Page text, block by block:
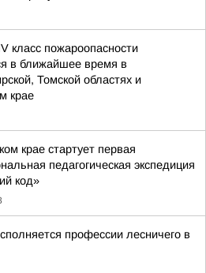
класс пожароопасности
в ближайшее время в
Томской областях и
крае
крае стартует первая
педагогическая экспедиция
код»
профессии лесничего в